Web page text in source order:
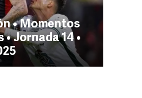
• Momentos
Jornada 14 •